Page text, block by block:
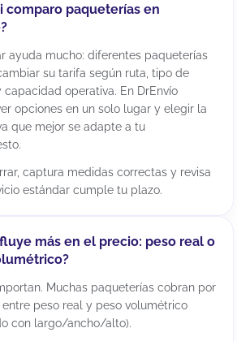
comparo paqueterías en
ayuda mucho: diferentes paqueterías
su tarifa según ruta, tipo de
capacidad operativa. En DrEnvío
opciones en un solo lugar y elegir la
que mejor se adapte a tu
captura medidas correctas y revisa
estándar cumple tu plazo.
más en el precio: peso real o
Muchas paqueterías cobran por
peso real y peso volumétrico
con largo/ancho/alto).